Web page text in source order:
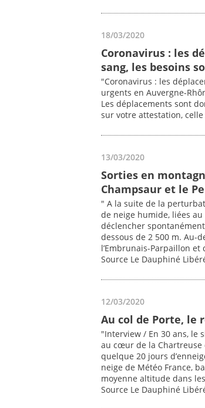
18/03/2020
Coronavirus : les
sang, les besoins
"Coronavirus : les
urgents en Auvergne-
Les déplacements sont
sur votre attestation,
13/03/2020
Sorties en
Champsaur et le
" A la suite de la
de neige humide, liées
déclencher
dessous de 2 500 m. Au-
l’Embrunais-Parpaillon
Source Le Dauphiné
12/03/2020
Au col de Porte, le
"Interview / En 30 ans, le
au cœur de la Chartreuse
quelque 20 jours
neige de Météo France,
moyenne altitude dans
Source Le Dauphiné